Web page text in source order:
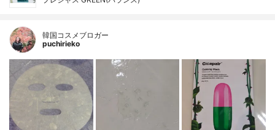
韓国コスメブロガー
puchirieko